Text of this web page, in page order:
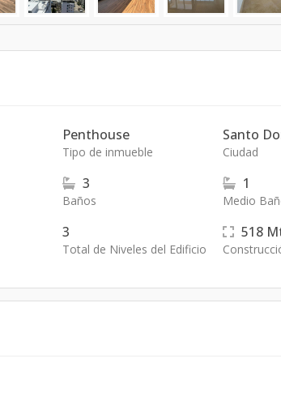
Penthouse
Tipo de inmueble
Santo
Ciudad
3
Baños
1
Medio
3
Total de Niveles del Edificio
518